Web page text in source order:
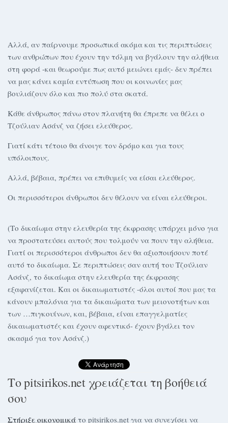
Αλλά, αν παίρνουμε προσωπικά ακόμα και τις περιπτώσεις
των ανθρώπων που έχουν την τόλμη να βγάλουν την αλήθεια
στη φορά -και θεωρούμε πως αυτό μειώνει εμάς- δεν πρέπει
να μας κάνει καμία εντύπωση που οι κοινωνίες μας
βουλιάζουν όλο και πιο πολύ στα σκατά.
Κάθε άνθρωπος πάνω στον πλανήτη θα έπρεπε να θέλει ο
Τζούλιαν Ασάνζ να ζήσει ελεύθερος.
Γιατί κάτι τέτοιο θα άνοιγε τον δρόμο και για τους
υπόλοιπους.
Αλλά, βέβαια, πρέπει να επιθυμείς να είσαι ελεύθερος.
Οι περισσότεροι άνθρωποι δεν θέλουν να είναι ελεύθεροι.
(Το δικαίωμα στην ελευθερία της έκφρασης υπάρχει μόνο για
να προστατεύσει αυτούς που τολμούν να πουν την αλήθεια.
Γιατί οι περισσότεροι άνθρωποι δεν θα αξιοποιήσουν ποτέ
αυτό το δικαίωμα. Σε περιπτώσεις σαν αυτή του Τζούλιαν
Ασάνζ, το δικαίωμα στην ελευθερία της έκφρασης
εξαφανίζεται. Και οι δικαιωματιστές -όλοι αυτοί που μας τα
κάνουν μπαλόνια για τα δικαιώματα των μειονοτήτων και
των …πιγκουίνων, και, βέβαια, είναι επαγγελματίες
δικαιωματιστές και έχουν αφεντικό- έχουν βγάλει τον
σκασμό για τον Ασάνζ.)
Το pitsirikos.net χρειάζεται τη βοήθειά
σου
Στήριξε οικονομικά το pitsirikos.net για να συνεχίσει να